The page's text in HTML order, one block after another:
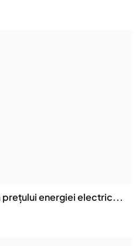
prețului energiei electric...